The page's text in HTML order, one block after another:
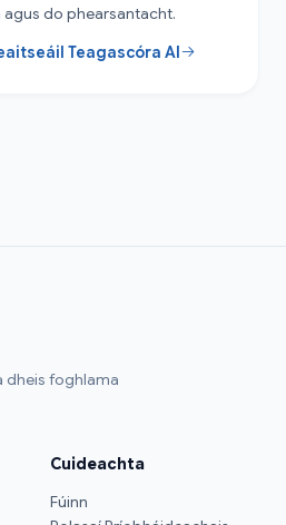
do phearsantacht.
Teagascóra AI
dheis foghlama
Cuideachta
Fúinn